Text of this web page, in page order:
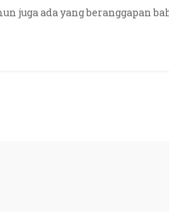
juga ada yang beranggapan